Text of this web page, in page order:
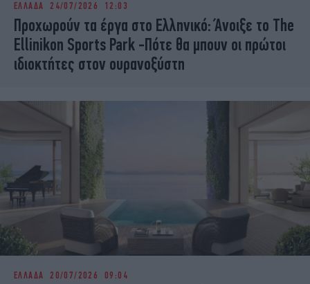
iBOOKS
OSCARS
THE OCEAN
MEDIA
ELAMEFORA
ΕΛΛΑΔΑ 24/07/2026 12:03
Προχωρούν τα έργα στο Ελληνικό: Άνοιξε το The
Ellinikon Sports Park -Πότε θα μπουν οι πρώτοι
ιδιοκτήτες στον ουρανοξύστη
ΕΛΛΑΔΑ 20/07/2026 09:04